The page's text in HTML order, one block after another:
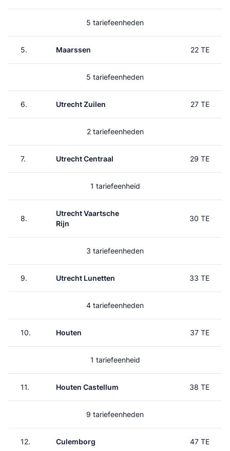
5 tariefeenheden
5. Maarssen 22 TE
5 tariefeenheden
6. Utrecht Zuilen 27 TE
2 tariefeenheden
7. Utrecht Centraal 29 TE
1 tariefeenheid
8.
Utrecht Vaartsche
Rijn
30 TE
3 tariefeenheden
9. Utrecht Lunetten 33 TE
4 tariefeenheden
10. Houten 37 TE
1 tariefeenheid
11. Houten Castellum 38 TE
9 tariefeenheden
12. Culemborg 47 TE